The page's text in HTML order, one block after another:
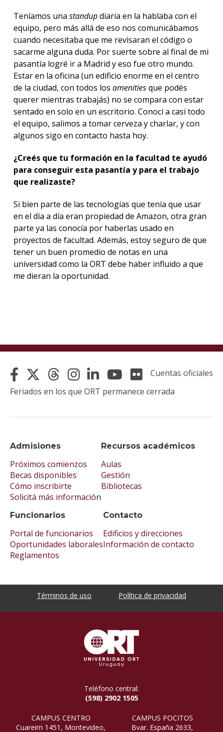
Teníamos una standupdiaria en la hablaba con el
equipo, pero más allá de eso nos comunicábamos
cuando necesitaba que me revisaran el código o
sacarme alguna duda. Por suerte sobre al final de mi
pasantía logré ir a Madrid y eso fue otro mundo.
Estar en la oficina (un edificio enorme en el centro
de la ciudad, con todos los amenitiesque podés
querer mientras trabajás) no se compara con estar
sentado en solo en un escritorio. Conocí a casi todo
el equipo, salimos a tomar cerveza y charlar, y con
algunos sigo en contacto hasta hoy.
¿Creés que tu formación en la facultad te ayudó
para conseguir esta pasantía y para el trabajo
que realizaste?
Si bien parte de las tecnologías que tenía que usar
en el día a día eran propiedad de Amazon, otra gran
parte ya las conocía por haberlas usado en
proyectos de facultad. Además, estoy seguro de que
tener un buen promedio de notas en una
universidad como la ORT debe haber influido a que
me dieran la oportunidad.
Admisiones
Próximos comienzos
Becas disponibles
Cómo inscribirte
Solicitá más información
Recursos académicos
Aulas
Gestión
Bibliotecas
Funcionarios
Portal de funcionarios
Oportunidades laborales
Reglamentos
Contacto
Edificios y direcciones
Información de contacto
Cuentas oficiales
Feriados en los que ORT permanece cerrada
Términos de uso Política de privacidad
Teléfono central:
(598) 2902 1505
CAMPUS CENTRO
Cuareim 1451, Montevideo,
CAMPUS POCITOS
Bvar. España 2633,